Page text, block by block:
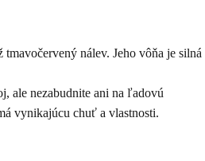
nálev. Jeho vôňa je silná
ale nezabudnite ani na ľadovú
vynikajúcu chuť a vlastnosti.